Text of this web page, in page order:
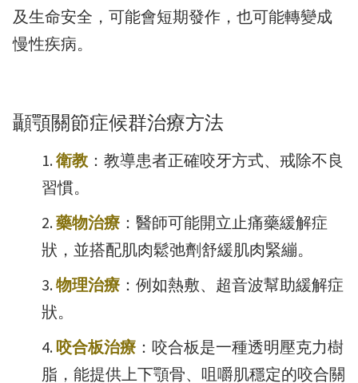
及生命安全，可能會短期發作，也可能轉變成
慢性疾病。
顳顎關節症候群治療方法
衛教 ：教導患者正確咬牙方式、戒除不良
習慣。
藥物治療 ：醫師可能開立止痛藥緩解症
狀，並搭配肌肉鬆弛劑舒緩肌肉緊繃。
物理治療 ：例如熱敷、超音波幫助緩解症
狀。
咬合板治療 ：咬合板是一種透明壓克力樹
脂，能提供上下顎骨、咀嚼肌穩定的咬合關